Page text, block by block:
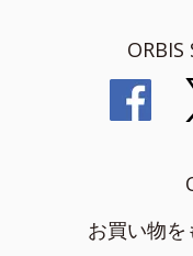
ORBIS
お買い物を